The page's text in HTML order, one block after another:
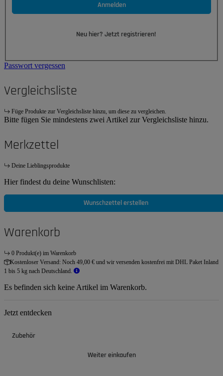
Anmelden
Neu hier? Jetzt registrieren!
Passwort vergessen
Vergleichsliste
Füge Produkte zur Vergleichsliste hinzu, um diese zu vergleichen.
Bitte fügen Sie mindestens zwei Artikel zur Vergleichsliste hinzu.
Merkzettel
Deine Lieblingsprodukte
Hier findest du deine Wunschlisten:
Wunschzettel erstellen
Warenkorb
0 Produkt(e) im Warenkorb
Kostenloser Versand: Noch 49,00 € und wir versenden kostenfrei mit DHL Paket Inland
1 bis 5 kg nach Deutschland.
Es befinden sich keine Artikel im Warenkorb.
Jetzt entdecken
Zubehör
Weiter einkaufen